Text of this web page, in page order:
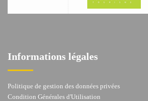
Informations légales
Politique de gestion des données privées
Condition Générales d'Utilisation